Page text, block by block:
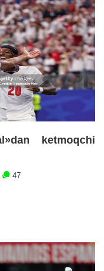
ketmoqchi
47